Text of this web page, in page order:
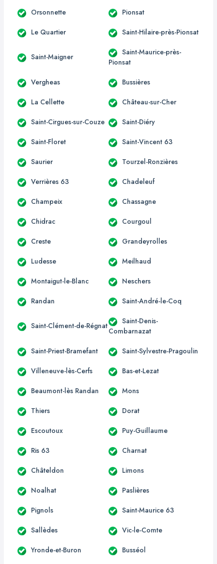
Orsonnette Pionsat
Le Quartier Saint-Hilaire-près-Pionsat
Saint-Maigner
Saint-Maurice-près-
Pionsat
Vergheas Bussières
La Cellette Château-sur-Cher
Saint-Cirgues-sur-Couze Saint-Diéry
Saint-Floret Saint-Vincent 63
Saurier Tourzel-Ronzières
Verrières 63 Chadeleuf
Champeix Chassagne
Chidrac Courgoul
Creste Grandeyrolles
Ludesse Meilhaud
Montaigut-le-Blanc Neschers
Randan Saint-André-le-Coq
Saint-Clément-de-Régnat
Saint-Denis-
Combarnazat
Saint-Priest-Bramefant Saint-Sylvestre-Pragoulin
Villeneuve-lès-Cerfs Bas-et-Lezat
Beaumont-lès Randan Mons
Thiers Dorat
Escoutoux Puy-Guillaume
Ris 63 Charnat
Châteldon Limons
Noalhat Paslières
Pignols Saint-Maurice 63
Sallèdes Vic-le-Comte
Yronde-et-Buron Busséol